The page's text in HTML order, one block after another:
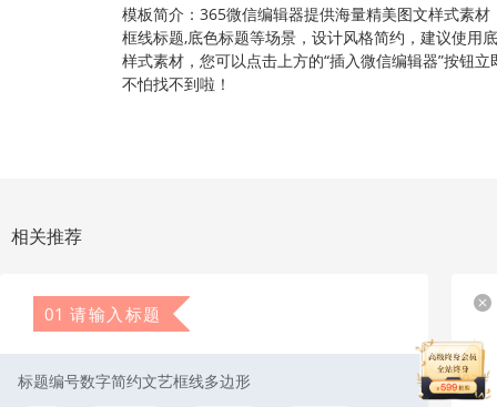
模板简介：365微信编辑器提供海量精美图文样式素
框线标题,底色标题等场景，设计风格简约，建议使用
样式素材，您可以点击上方的“插入微信编辑器”按钮
不怕找不到啦！
相关推荐
01 请输入标题
标题编号数字简约文艺框线多边形